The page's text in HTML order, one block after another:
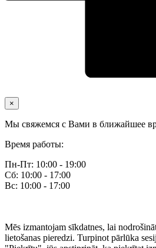
×
Мы свяжемся с Вами в ближайшее
Время работы:
Пн-Пт: 10:00 - 19:00
Сб: 10:00 - 17:00
Вс: 10:00 - 17:00
Mēs izmantojam sīkdatnes, lai
lietošanas pieredzi. Turpinot pārlūka